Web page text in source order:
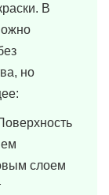
В
но
слоем